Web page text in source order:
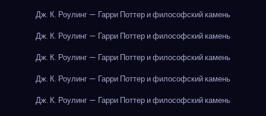
Дж. К. Роулинг — Гарри Поттер и философский камень
Дж. К. Роулинг — Гарри Поттер и философский камень
Дж. К. Роулинг — Гарри Поттер и философский камень
Дж. К. Роулинг — Гарри Поттер и философский камень
Дж. К. Роулинг — Гарри Поттер и философский камень